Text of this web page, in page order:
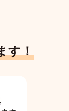
す！